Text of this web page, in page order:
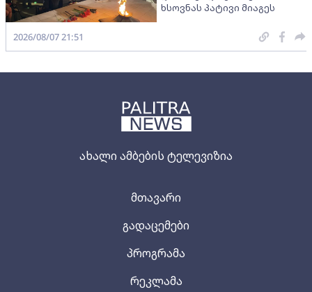
ახალი ამბების ტელევიზია
მთავარი
გადაცემები
პროგრამა
რეკლამა
ხსოვნას პატივი მიაგეს
2026/08/07 21:51